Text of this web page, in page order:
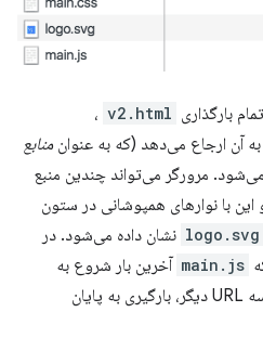
v2.html ،
ارجاع می‌دهد (که به عنوانمنابع
مرورگر می‌تواند چندین منبع
نوارهای همپوشانی در ستون
نشان داده می‌شود. در
آخرین بار شروع به
بارگذاری می‌کند و پس از تکمیل سه URL دیگر، بارگیری به پایان